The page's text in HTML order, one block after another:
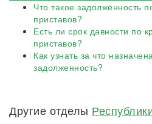
Что такое задолженность
приставов?
Есть ли срок давности по
приставов?
Как узнать за что
задолженность?
Другие отделы